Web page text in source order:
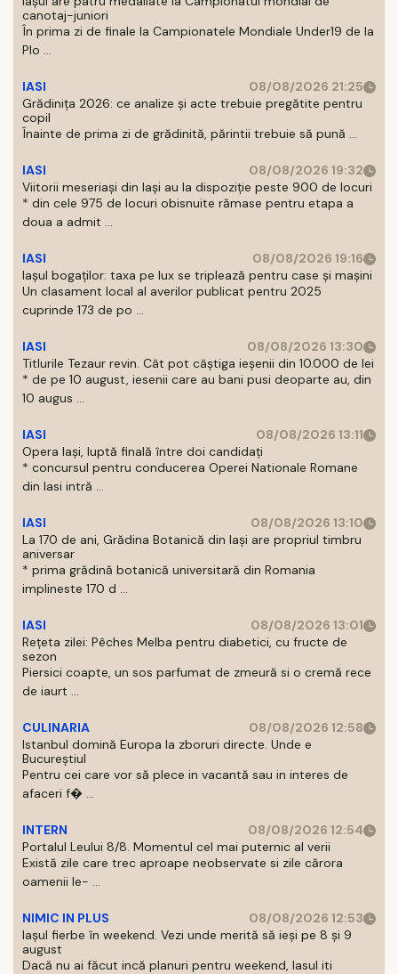
canotaj-juniori
În prima zi de finale la Campionatele Mondiale Under19 de la
Plo ...
IASI
08/08/2026 21:25
Grădinița 2026: ce analize și acte trebuie pregătite pentru
copil
Înainte de prima zi de grădinită, părintii trebuie să pună ...
IASI
08/08/2026 19:32
Viitorii meseriași din Iași au la dispoziție peste 900 de locuri
* din cele 975 de locuri obisnuite rămase pentru etapa a
doua a admit ...
IASI
08/08/2026 19:16
Iașul bogaților: taxa pe lux se triplează pentru case și mașini
Un clasament local al averilor publicat pentru 2025
cuprinde 173 de po ...
IASI
08/08/2026 13:30
Titlurile Tezaur revin. Cât pot câștiga ieșenii din 10.000 de lei
* de pe 10 august, iesenii care au bani pusi deoparte au, din
10 augus ...
IASI
08/08/2026 13:11
Opera Iași, luptă finală între doi candidați
* concursul pentru conducerea Operei Nationale Romane
din Iasi intră ...
IASI
08/08/2026 13:10
La 170 de ani, Grădina Botanică din Iași are propriul timbru
aniversar
* prima grădină botanică universitară din Romania
implineste 170 d ...
IASI
08/08/2026 13:01
Rețeta zilei: Pêches Melba pentru diabetici, cu fructe de
sezon
Piersici coapte, un sos parfumat de zmeură si o cremă rece
de iaurt ...
CULINARIA
08/08/2026 12:58
Istanbul domină Europa la zboruri directe. Unde e
Bucureștiul
Pentru cei care vor să plece in vacantă sau in interes de
afaceri f� ...
INTERN
08/08/2026 12:54
Portalul Leului 8/8. Momentul cel mai puternic al verii
Există zile care trec aproape neobservate si zile cărora
oamenii le- ...
NIMIC IN PLUS
08/08/2026 12:53
Iașul fierbe în weekend. Vezi unde merită să ieși pe 8 și 9
august
Dacă nu ai făcut incă planuri pentru weekend, Iasul iti